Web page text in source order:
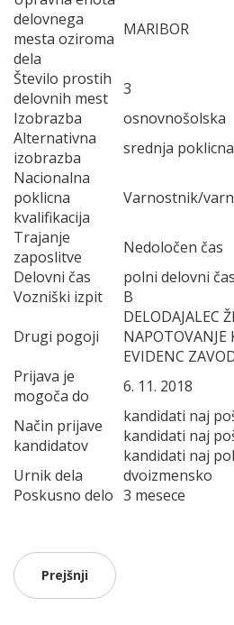
delovnega
mesta oziroma
dela
MARIBOR
Število prostih
delovnih mest
3
Izobrazba
osnovnošolska
Alternativna
izobrazba
srednja poklicna
Nacionalna
poklicna
kvalifikacija
Varnostnik/
Trajanje
zaposlitve
Nedoločen čas
Delovni čas
polni delovni čas
Vozniški izpit
B
Drugi pogoji
DELODAJALEC
EVIDENC
Prijava je
mogoča do
6. 11. 2018
Način prijave
kandidatov
kandidati naj
kandidati naj
kandidati naj
Urnik dela
dvoizmensko
Poskusno delo 3 mesece
Prejšnji